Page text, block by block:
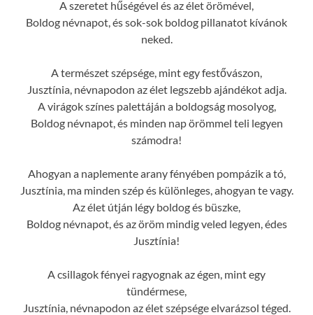
A szeretet hűségével és az élet örömével,
Boldog névnapot, és sok-sok boldog pillanatot kívánok
neked.
A természet szépsége, mint egy festővászon,
Jusztínia, névnapodon az élet legszebb ajándékot adja.
A virágok színes palettáján a boldogság mosolyog,
Boldog névnapot, és minden nap örömmel teli legyen
számodra!
Ahogyan a naplemente arany fényében pompázik a tó,
Jusztínia, ma minden szép és különleges, ahogyan te vagy.
Az élet útján légy boldog és büszke,
Boldog névnapot, és az öröm mindig veled legyen, édes
Jusztínia!
A csillagok fényei ragyognak az égen, mint egy
tündérmese,
Jusztínia, névnapodon az élet szépsége elvarázsol téged.